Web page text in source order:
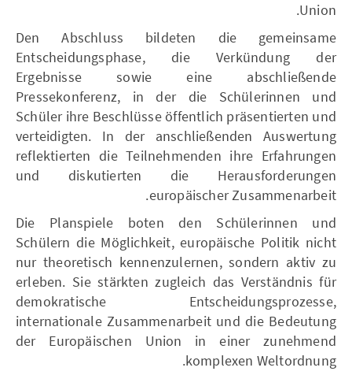
Union.
Den Abschluss bildeten die gemeinsame
Entscheidungsphase, die Verkündung der
Ergebnisse sowie eine abschließende
Pressekonferenz, in der die Schülerinnen und
Schüler ihre Beschlüsse öffentlich präsentierten und
verteidigten. In der anschließenden Auswertung
reflektierten die Teilnehmenden ihre Erfahrungen
und diskutierten die Herausforderungen
europäischer Zusammenarbeit.
Die Planspiele boten den Schülerinnen und
Schülern die Möglichkeit, europäische Politik nicht
nur theoretisch kennenzulernen, sondern aktiv zu
erleben. Sie stärkten zugleich das Verständnis für
demokratische Entscheidungsprozesse,
internationale Zusammenarbeit und die Bedeutung
der Europäischen Union in einer zunehmend
komplexen Weltordnung.